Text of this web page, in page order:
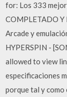
for: Los 333
COMPLETADO Y
Arcade y
HYPERSPIN -
allowed to view
especificaciones
porque tal y como